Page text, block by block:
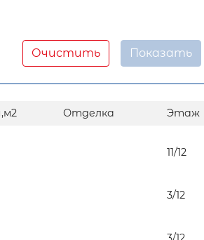
Очистить
Отделка Этаж
11/12
3/12